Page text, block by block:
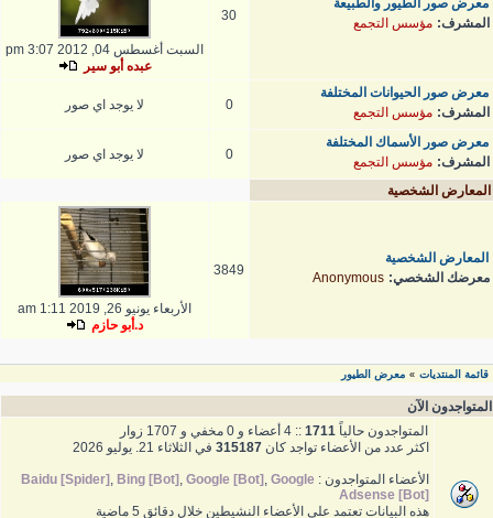
معرض صور الطيور والطبيعة
المشرف: مؤسس التجمع 30
السبت أغسطس 04, 2012 3:07 pm
عبده أبو سير
معرض صور الحيوانات المختلفة
المشرف: مؤسس التجمع 0 لا يوجد اي صور
معرض صور الأسماك المختلفة
المشرف: مؤسس التجمع 0 لا يوجد اي صور
المعارض الشخصية
المعارض الشخصية
معرضك الشخصي: Anonymous
3849
الأربعاء يونيو 26, 2019 1:11 am
د.أبو حازم
قائمة المنتديات » معرض الطيور
المتواجدون الآن
المتواجدون حالياً 1711 :: 4 أعضاء و 0 مخفي و 1707 زوار
اكثر عدد من الأعضاء تواجد كان 315187 في الثلاثاء 21. يوليو 2026
الأعضاء المتواجدون : Baidu [Spider] , Bing [Bot] , Google [Bot] , Google
Adsense [Bot]
هذه البيانات تعتمد على الأعضاء النشيطين خلال دقائق 5 ماضية